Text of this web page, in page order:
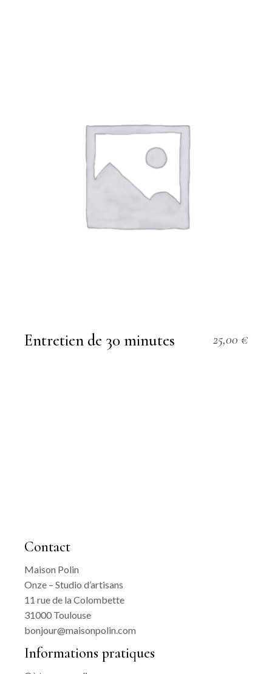
Entretien de 30 minutes 25,00 €
Contact
Maison Polin
Onze – Studio d’artisans
11 rue de la Colombette
31000 Toulouse
bonjour@maisonpolin.com
Informations pratiques